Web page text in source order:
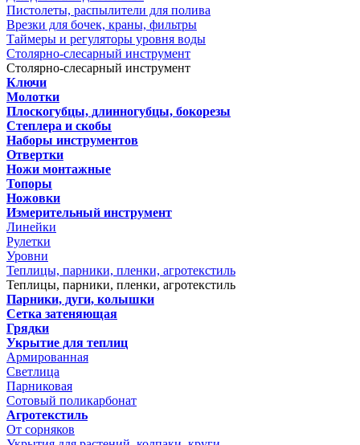
Пистолеты, распылители для полива
Врезки для бочек, краны, фильтры
Таймеры и регуляторы уровня воды
Столярно-слесарный инструмент
Столярно-слесарный инструмент
Ключи
Молотки
Плоскогубцы, длинногубцы, бокорезы
Степлера и скобы
Наборы инструментов
Отвертки
Ножи монтажные
Топоры
Ножовки
Измерительный инструмент
Линейки
Рулетки
Уровни
Теплицы, парники, пленки, агротекстиль
Теплицы, парники, пленки, агротекстиль
Парники, дуги, колышки
Сетка затеняющая
Грядки
Укрытие для теплиц
Армированная
Светлица
Парниковая
Сотовый поликарбонат
Агротекстиль
От сорняков